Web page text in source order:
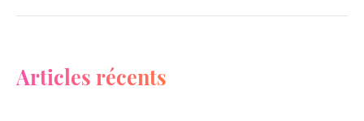
Articles récents